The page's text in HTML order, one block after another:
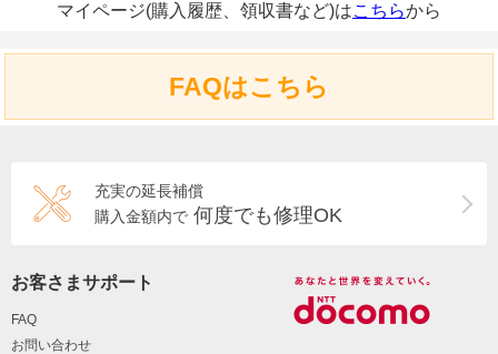
マイページ(購入履歴、領収書など)はこちらから
FAQはこちら
充実の延長補償
購入金額内で 何度でも修理OK
お客さまサポート
FAQ
お問い合わせ